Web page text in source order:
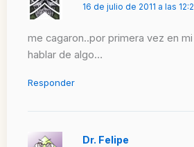
16 de julio de 2011 a las
me cagaron..por primera vez en
hablar de algo…
Responder
Dr. Felipe